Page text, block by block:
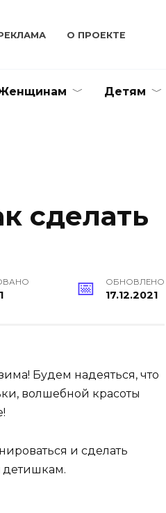
О ПРОЕКТЕ
Детям
сделать
ОБНОВЛЕНО
17.12.2021
Будем надеяться, что
волшебной красоты
и сделать
детишкам.